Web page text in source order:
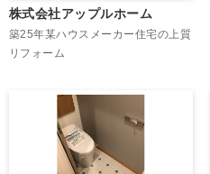
株式会社アップルホーム
築25年某ハウスメーカー住宅の上質
リフォーム